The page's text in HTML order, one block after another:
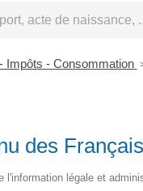
Impôts - Consommation
des
l'information légale et